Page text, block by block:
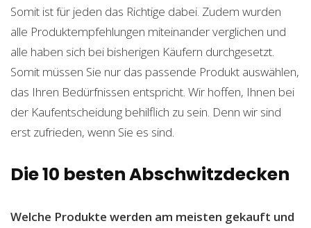
Somit ist für jeden das Richtige dabei. Zudem wurden
alle Produktempfehlungen miteinander verglichen und
alle haben sich bei bisherigen Käufern durchgesetzt.
Somit müssen Sie nur das passende Produkt auswählen,
das Ihren Bedürfnissen entspricht. Wir hoffen, Ihnen bei
der Kaufentscheidung behilflich zu sein. Denn wir sind
erst zufrieden, wenn Sie es sind.
Die 10 besten Abschwitzdecken
Welche Produkte werden am meisten gekauft und